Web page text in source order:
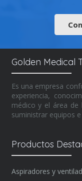
Golden Medical
Es una empresa
experiencia,
médico y el área de
suministrar equipos
Productos
Aspiradores y